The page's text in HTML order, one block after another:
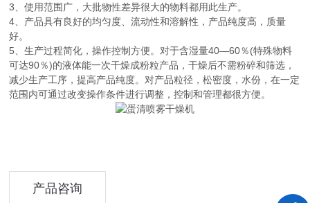
3、使用范围广，大批物性差异很大的物料都用此生产。
4、产品具有良好的均匀度、流动性和溶解性，产品纯度高，质量
好。
5、生产过程简化，操作控制方便。对于含湿量40—60％(特殊物料
可达90％)的液体能一次干燥成粉粒产品，干燥后不需粉碎和筛选，
减少生产工序，提高产品纯度。对产品粒径，松密度，水份，在一定
范围内可通过改变操作条件进行调整，控制和管理都很方便。
产品咨询